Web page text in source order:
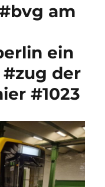
am
ein
der
#1023